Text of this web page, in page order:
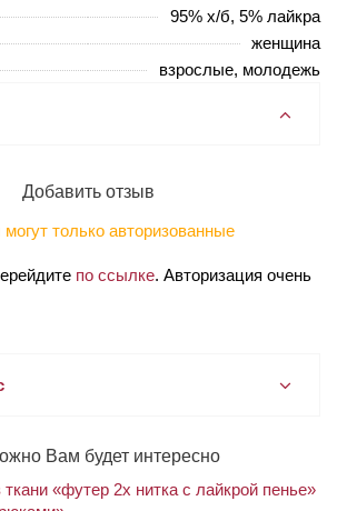
95% х/б, 5% лайкра
женщина
взрослые, молодежь
Добавить отзыв
только авторизованные
по ссылке. Авторизация очень
Вам будет интересно
«футер 2х нитка с лайкрой пенье»